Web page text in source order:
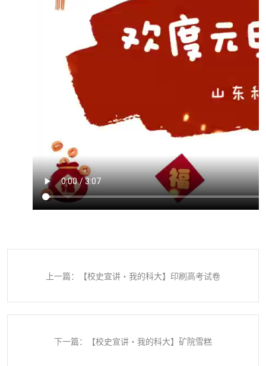
上一篇：【校史宣讲・我的科大】印刷高考试卷
下一篇：【校史宣讲・我的科大】矿院雪糕